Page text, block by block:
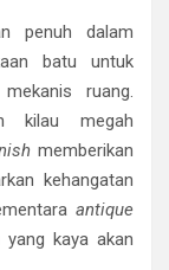
penuh dalam
batu untuk
ruang.
kilau megah
memberikan
kehangatan
antique
kaya akan